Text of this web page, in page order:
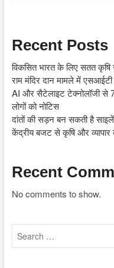
Recent Posts
विकसित भारत के लिए सतत
राम मंदिर दान मामले में
AI और सैटेलाइट टेक्नोलॉजी से
लोगों को नोटिस
दांतों की सड़न बन सकती है
केंद्रीय बजट से कृषि और व्यापार
Recent
No comments to show.